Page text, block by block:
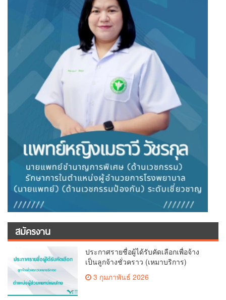
สมัครงาน
ประกาศรายชื่อผู้ได้รับคัดเลือกเพื่อจ้าง
เป็นลูกจ้างชั่วคราว (เหมาบริการ)
3 กุมภาพันธ์ 2026